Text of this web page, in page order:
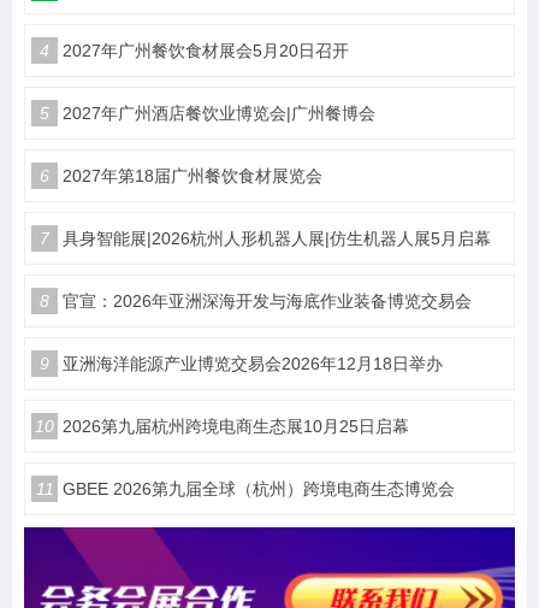
4 2027年广州餐饮食材展会5月20日召开
5 2027年广州酒店餐饮业博览会|广州餐博会
6 2027年第18届广州餐饮食材展览会
7 具身智能展|2026杭州人形机器人展|仿生机器人展5月启幕
8 官宣：2026年亚洲深海开发与海底作业装备博览交易会
9 亚洲海洋能源产业博览交易会2026年12月18日举办
10 2026第九届杭州跨境电商生态展10月25日启幕
11 GBEE 2026第九届全球（杭州）跨境电商生态博览会